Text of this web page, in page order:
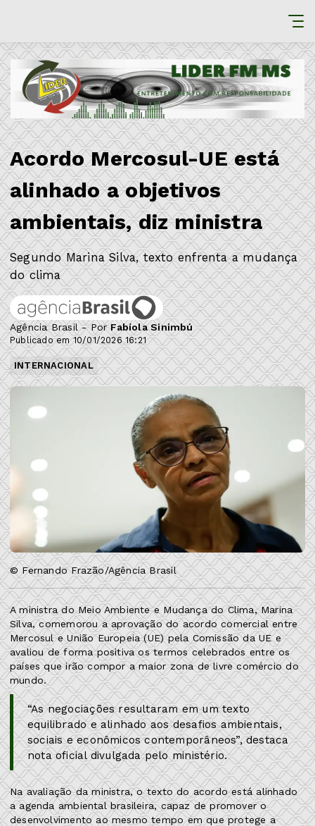
Acordo Mercosul-UE está
alinhado a objetivos
ambientais, diz ministra
Segundo Marina Silva, texto enfrenta a mudança
do clima
Agência Brasil - PorFabíola Sinimbú
Publicado em 10/01/2026 16:21
INTERNACIONAL
© Fernando Frazão/Agência Brasil
A ministra do Meio Ambiente e Mudança do Clima, Marina
Silva, comemorou a aprovação do acordo comercial entre
Mercosul e União Europeia (UE) pela Comissão da UE e
avaliou de forma positiva os termos celebrados entre os
países que irão compor a maior zona de livre comércio do
mundo.
“As negociações resultaram em um texto
equilibrado e alinhado aos desafios ambientais,
sociais e econômicos contemporâneos”, destaca
nota oficial divulgada pelo ministério.
Na avaliação da ministra, o texto do acordo está alinhado
a agenda ambiental brasileira, capaz de promover o
desenvolvimento ao mesmo tempo em que protege a